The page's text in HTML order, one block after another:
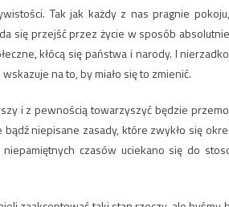
Tak jak każdy z nas pragnie
się przejść przez życie w sposób
kłócą się państwa i narody. I
na to, by miało się to zmienić.
i z pewnością towarzyszyć będzie
niepisane zasady, które zwykło się
czasów uciekano się do